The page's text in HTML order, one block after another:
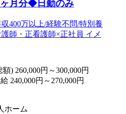
月分◆日勤のみ
額) 260,000円～300,000円
240,000円～270,000円
ホーム